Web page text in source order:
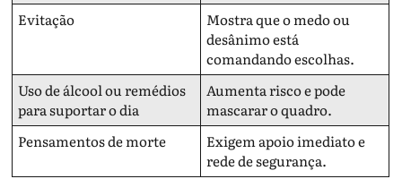
Evitação
Mostra que o medo ou
desânimo está
comandando escolhas.
Uso de álcool ou remédios
para suportar o dia
Aumenta risco e pode
mascarar o quadro.
Pensamentos de morte
Exigem apoio imediato e
rede de segurança.